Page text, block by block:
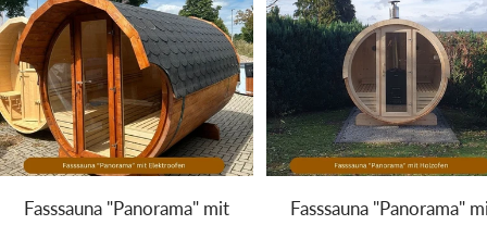
Fasssauna "Panorama" mit
Fasssauna "Panorama"